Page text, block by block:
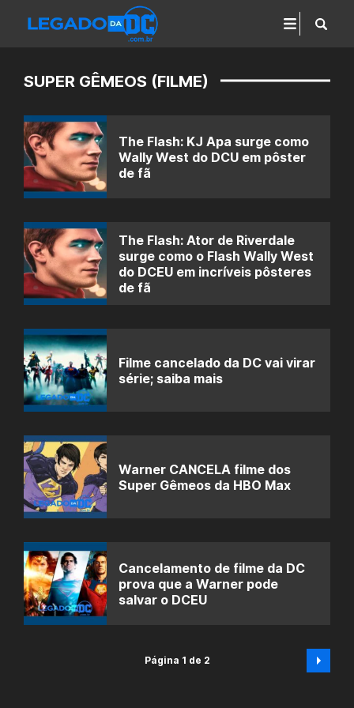
SUPER GÊMEOS (FILME)
The Flash: KJ Apa surge como
Wally West do DCU em pôster
de fã
The Flash: Ator de Riverdale
surge como o Flash Wally West
do DCEU em incríveis pôsteres
de fã
Filme cancelado da DC vai virar
série; saiba mais
Warner CANCELA filme dos
Super Gêmeos da HBO Max
Cancelamento de filme da DC
prova que a Warner pode
salvar o DCEU
Página 1 de 2